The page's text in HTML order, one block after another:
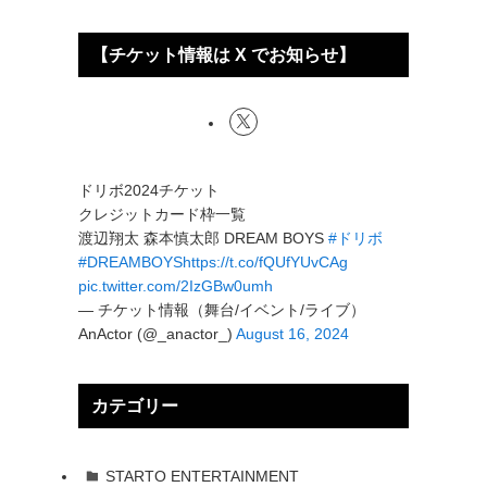
【チケット情報は X でお知らせ】
ドリボ2024チケット
クレジットカード枠一覧
渡辺翔太 森本慎太郎 DREAM BOYS #ドリボ
#DREAMBOYShttps://t.co/fQUfYUvCAg
pic.twitter.com/2IzGBw0umh
— チケット情報（舞台/イベント/ライブ）
AnActor (@_anactor_) August 16, 2024
カテゴリー
STARTO ENTERTAINMENT